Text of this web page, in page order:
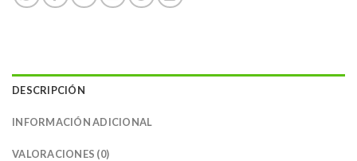
DESCRIPCIÓN
INFORMACIÓN ADICIONAL
VALORACIONES (0)